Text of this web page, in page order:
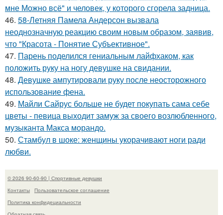
мне Можно всё" и человек, у которого сгорела задница.
46. 58-Летняя Памела Андерсон вызвала
неоднозначную реакцию своим новым образом, заявив,
что "Красота - Понятие Субъективное".
47. Парень поделился гениальным лайфхаком, как
положить руку на ногу девушке на свидании.
48. Девушке ампутировали руку после неосторожного
использование фена.
49. Майли Сайрус больше не будет покупать сама себе
цветы - певица выходит замуж за своего возлюбленного,
музыканта Макса морандо.
50. Стамбул в шоке: женщины укорачивают ноги ради
любви.
© 2026 90-60-90 | Спортивные девушки
Контакты
Пользовательское соглашение
Политика конфидециальности